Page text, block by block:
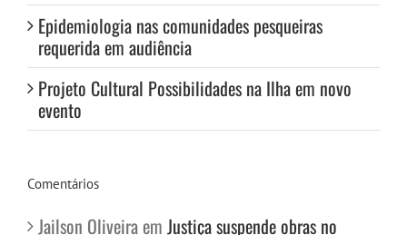
Epidemiologia nas comunidades pesqueiras
requerida em audiência
Projeto Cultural Possibilidades na Ilha em novo
evento
Comentários
Jailson Oliveira em Justiça suspende obras no